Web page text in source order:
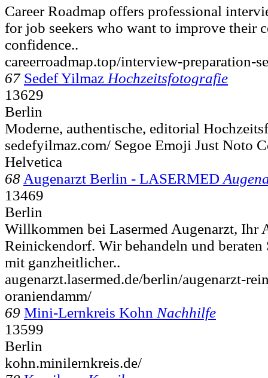
Career Roadmap offers professional
for job seekers who want to improve their
confidence..
careerroadmap.top/interview-preparation-
67 Sedef Yilmaz Hochzeitsfotografie
13629
Berlin
Moderne, authentische, editorial
sedefyilmaz.com/ Segoe Emoji Just Noto
Helvetica
68 Augenarzt Berlin - LASERMED
13469
Berlin
Willkommen bei Lasermed Augenarzt, Ihr
Reinickendorf. Wir behandeln und
mit ganzheitlicher..
augenarzt.lasermed.de/berlin/augenarzt-
oraniendamm/
69 Mini-Lernkreis Kohn Nachhilfe
13599
Berlin
kohn.minilernkreis.de/